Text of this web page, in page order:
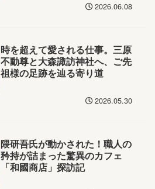
2026.06.08
時を超えて愛される仕事。三原
不動尊と大森諏訪神社へ、ご先
祖様の足跡を辿る寄り道
2026.05.30
隈研吾氏が動かされた！職人の
矜持が詰まった驚異のカフェ
「和國商店」探訪記